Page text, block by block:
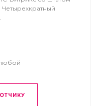
городу.
Четырехкратный